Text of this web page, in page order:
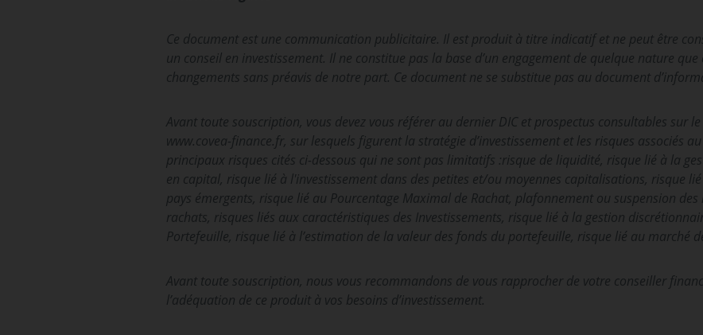
Ce document est une communication publicitaire. Il est produit à titre indicatif et ne peut être
un conseil en investissement. Il ne constitue pas la base d’un engagement de quelque nature
changements sans préavis de notre part. Ce document ne se substitue pas au document
Avant toute souscrip­tion, vous devez vous référer au dernier DIC et prospectus consultables sur
www.covea-finance.fr, sur lesquels figurent la stratégie d’investissement et les risques associés
principaux risques cités ci-dessous qui ne sont pas limitatifs :risque de liquidité, risque lié à la
en capital, risque lié à l'investissement dans des petites et/ou moyennes capitalisations, risque
pays émergents, risque lié au Pourcentage Maximal de Rachat, plafonnement ou suspension
rachats, risques liés aux caractéristiques des Investissements, risque lié à la gestion
Portefeuille, risque lié à l’estimation de la valeur des fonds du portefeuille, risque lié au marché
Avant toute souscription, nous vous recommandons de vous rapprocher de votre conseiller
l’adéquation de ce produit à vos besoins d’investissement.